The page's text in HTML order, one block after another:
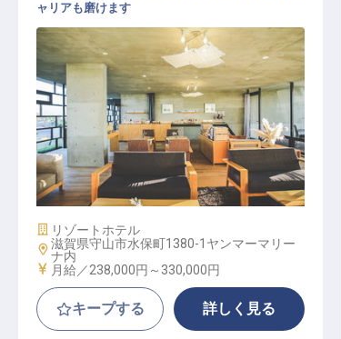
フロント
ャリアも磨けます
施設業態
リゾートホテル
勤務地
滋賀県守山市水保町1380-1ヤンマーマリー
ナ内
給与
月給／238,000円～ 330,000円
キープする 詳しく見る